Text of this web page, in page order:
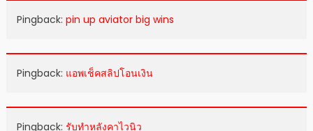
Pingback: pin up aviator big wins
Pingback: แอพเช็คสลิปโอนเงิน
Pingback: รับทำหลังคาไวนิว